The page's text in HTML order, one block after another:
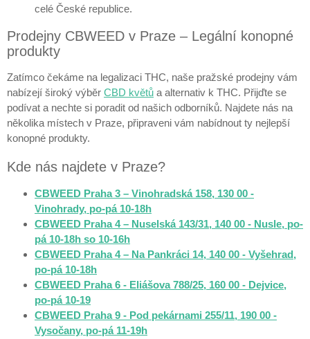
celé České republice.
Prodejny CBWEED v Praze – Legální konopné
produkty
Zatímco čekáme na legalizaci THC, naše pražské prodejny vám
nabízejí široký výběr CBD květů a alternativ k THC. Přijďte se
podívat a nechte si poradit od našich odborníků. Najdete nás na
několika místech v Praze, připraveni vám nabídnout ty nejlepší
konopné produkty.
Kde nás najdete v Praze?
CBWEED Praha 3 – Vinohradská 158, 130 00 -
Vinohrady, po-pá 10-18h
CBWEED Praha 4 – Nuselská 143/31, 140 00 - Nusle, po-
pá 10-18h so 10-16h
CBWEED Praha 4 – Na Pankráci 14, 140 00 - Vyšehrad,
po-pá 10-18h
CBWEED Praha 6 - Eliášova 788/25, 160 00 - Dejvice,
po-pá 10-19
CBWEED Praha 9 - Pod pekárnami 255/11, 190 00 -
Vysočany, po-pá 11-19h